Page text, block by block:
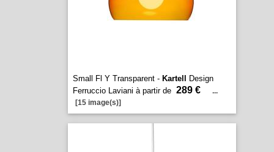
Small Fl Y Transparent - Kartell
Design
Ferruccio Laviani à partir de 289 €
...
[15 image(s)]